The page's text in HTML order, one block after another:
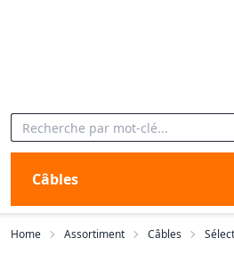
Câbles
Home Assortiment Câbles